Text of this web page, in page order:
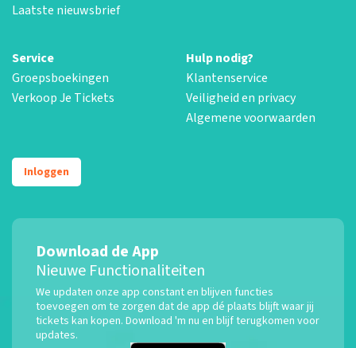
Laatste nieuwsbrief
Service
Groepsboekingen
Verkoop Je Tickets
Hulp nodig?
Klantenservice
Veiligheid en privacy
Algemene voorwaarden
Inloggen
Download de App
Nieuwe Functionaliteiten
We updaten onze app constant en blijven functies
toevoegen om te zorgen dat de app dé plaats blijft waar jij
tickets kan kopen. Download 'm nu en blijf terugkomen voor
updates.